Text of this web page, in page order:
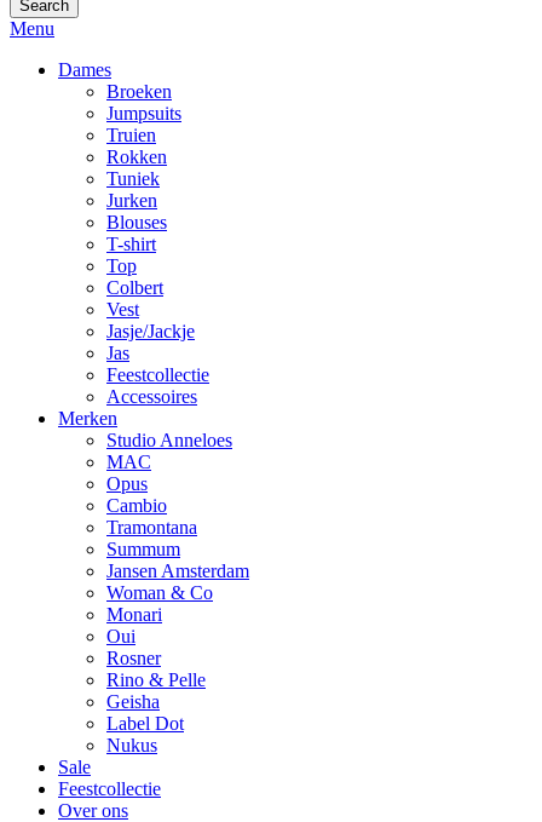
Search
Menu
Dames
Broeken
Jumpsuits
Truien
Rokken
Tuniek
Jurken
Blouses
T-shirt
Top
Colbert
Vest
Jasje/Jackje
Jas
Feestcollectie
Accessoires
Merken
Studio Anneloes
MAC
Opus
Cambio
Tramontana
Summum
Jansen Amsterdam
Woman & Co
Monari
Oui
Rosner
Rino & Pelle
Geisha
Label Dot
Nukus
Sale
Feestcollectie
Over ons